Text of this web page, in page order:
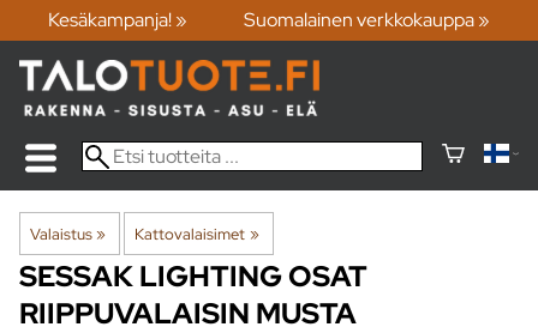
Kesäkampanja! » Suomalainen verkkokauppa »
Valaistus‪» Kattovalaisimet ‪»
SESSAK LIGHTINGOSAT
RIIPPUVALAISIN MUSTA